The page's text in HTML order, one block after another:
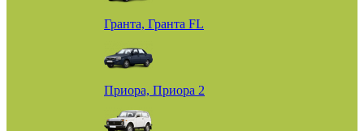
Гранта, Гранта FL
Приора, Приора 2